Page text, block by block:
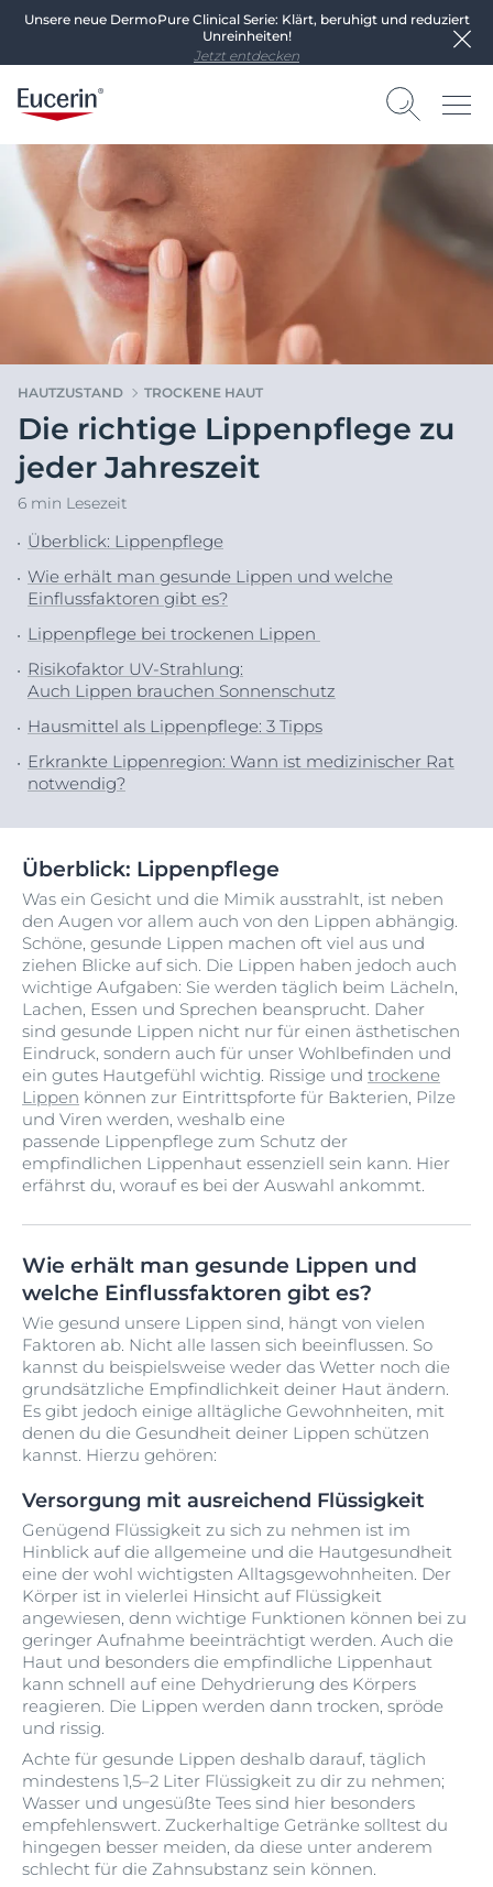
Unsere neue DermoPure Clinical Serie: Klärt, beruhigt und reduziert
Unreinheiten!
Jetzt entdecken
HAUTZUSTAND TROCKENE HAUT
Die richtige Lippenpflege zu
jeder Jahreszeit
6 min Lesezeit
Überblick: Lippenpflege
Wie erhält man gesunde Lippen und welche
Einflussfaktoren gibt es?
Lippenpflege bei trockenen Lippen
Risikofaktor UV-Strahlung:
Auch Lippen brauchen Sonnenschutz
Hausmittel als Lippenpflege: 3 Tipps
Erkrankte Lippenregion: Wann ist medizinischer Rat
notwendig?
Überblick: Lippenpflege
Was ein Gesicht und die Mimik ausstrahlt, ist neben
den Augen vor allem auch von den Lippen abhängig.
Schöne, gesunde Lippen machen oft viel aus und
ziehen Blicke auf sich. Die Lippen haben jedoch auch
wichtige Aufgaben: Sie werden täglich beim Lächeln,
Lachen, Essen und Sprechen beansprucht. Daher
sind gesunde Lippen nicht nur für einen ästhetischen
Eindruck, sondern auch für unser Wohlbefinden und
ein gutes Hautgefühl wichtig. Rissige und trockene
Lippen können zur Eintrittspforte für Bakterien, Pilze
und Viren werden, weshalb eine
passende Lippenpflege zum Schutz der
empfindlichen Lippenhaut essenziell sein kann. Hier
erfährst du, worauf es bei der Auswahl ankommt.
Wie erhält man gesunde Lippen und
welche Einflussfaktoren gibt es?
Wie gesund unsere Lippen sind, hängt von vielen
Faktoren ab. Nicht alle lassen sich beeinflussen. So
kannst du beispielsweise weder das Wetter noch die
grundsätzliche Empfindlichkeit deiner Haut ändern.
Es gibt jedoch einige alltägliche Gewohnheiten, mit
denen du die Gesundheit deiner Lippen schützen
kannst. Hierzu gehören:
Versorgung mit ausreichend Flüssigkeit
Genügend Flüssigkeit zu sich zu nehmen ist im
Hinblick auf die allgemeine und die Hautgesundheit
eine der wohl wichtigsten Alltagsgewohnheiten. Der
Körper ist in vielerlei Hinsicht auf Flüssigkeit
angewiesen, denn wichtige Funktionen können bei zu
geringer Aufnahme beeinträchtigt werden. Auch die
Haut und besonders die empfindliche Lippenhaut
kann schnell auf eine Dehydrierung des Körpers
reagieren. Die Lippen werden dann trocken, spröde
und rissig.
Achte für gesunde Lippen deshalb darauf, täglich
mindestens 1,5–2 Liter Flüssigkeit zu dir zu nehmen;
Wasser und ungesüßte Tees sind hier besonders
empfehlenswert. Zuckerhaltige Getränke solltest du
hingegen besser meiden, da diese unter anderem
schlecht für die Zahnsubstanz sein können.